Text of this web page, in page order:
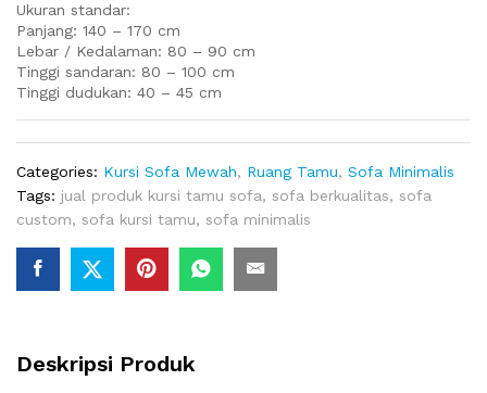
Ukuran standar:
Panjang: 140 – 170 cm
Lebar / Kedalaman: 80 – 90 cm
Tinggi sandaran: 80 – 100 cm
Tinggi dudukan: 40 – 45 cm
Categories: Kursi Sofa Mewah, Ruang Tamu, Sofa Minimalis
Tags: jual produk kursi tamu sofa, sofa berkualitas, sofa
custom, sofa kursi tamu, sofa minimalis
Deskripsi Produk